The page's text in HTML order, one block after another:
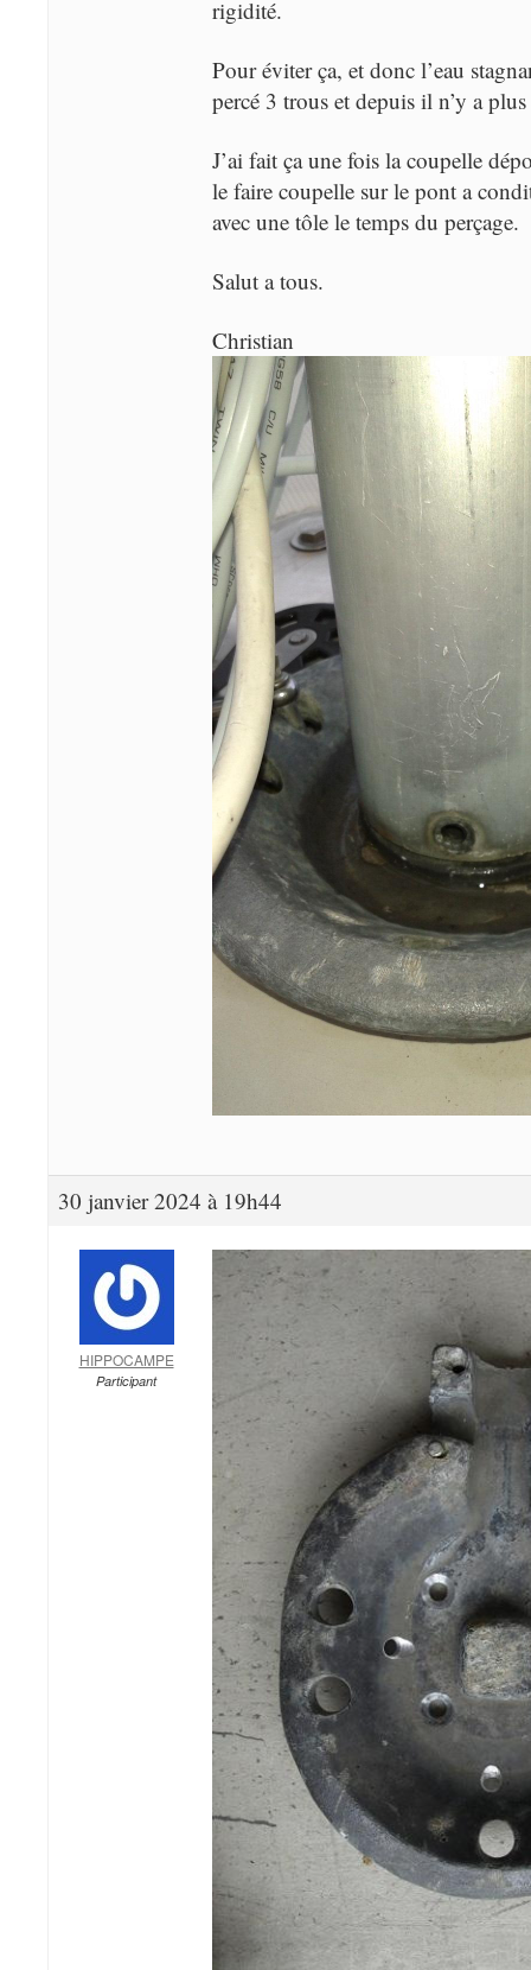
rigidité.
Pour éviter ça, et donc l’eau
percé 3 trous et depuis il n’y a
J’ai fait ça une fois la coupelle
le faire coupelle sur le pont a
avec une tôle le temps du perçage.
Salut a tous.
Christian
30 janvier 2024 à 19h44
HIPPOCAMPE
Participant